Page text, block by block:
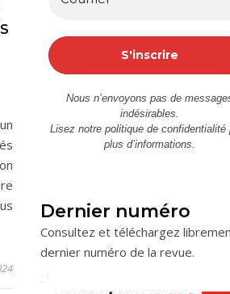
Nous n’envoyons pas de
indésirables.
Lisez notre politique de confidentialité
plus d’informations.
Dernier numéro
Consultez et téléchargez
dernier numéro de la revue.